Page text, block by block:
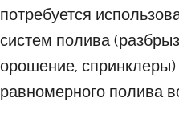
потребуется
систем полива
орошение,
равномерного полива